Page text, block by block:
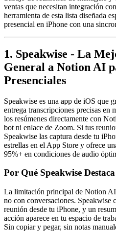
ventas que necesitan integración
herramienta de esta lista diseñada
presencial en iPhone con una
1. Speakwise - La
General a Notion AI
Presenciales
Speakwise es una app de iOS que
entrega transcripciones precisas en
los resúmenes directamente con
bot ni enlace de Zoom. Si tus
Speakwise las captura desde tu
estrellas en el App Store y ofrece
95%+ en condiciones de audio
Por Qué Speakwise Destaca
La limitación principal de Notion AI
no con conversaciones. Speakwise
reunión desde tu iPhone, y un
acción aparece en tu espacio de
Sin copiar y pegar, sin notas